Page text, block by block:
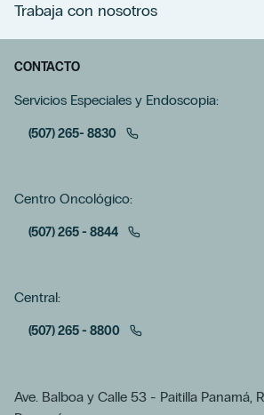
Trabaja con nosotros
CONTACTO
Servicios Especiales y Endoscopia:
(507) 265- 8830
Centro Oncológico:
(507) 265 - 8844
Central:
(507) 265 - 8800
Ave. Balboa y Calle 53 - Paitilla Panamá,